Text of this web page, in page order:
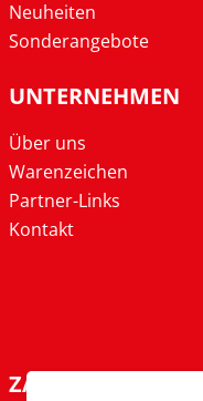
Neuheiten
Sonderangebote
UNTERNEHMEN
Über uns
Warenzeichen
Partner-Links
Kontakt
ZAHLARTEN